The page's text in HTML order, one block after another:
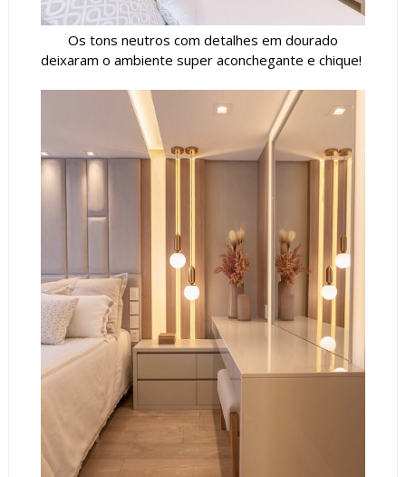
Os tons neutros com detalhes em dourado
deixaram o ambiente super aconchegante e chique!